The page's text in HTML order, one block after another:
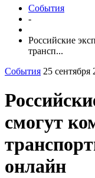
События
-
Российские
трансп...
События 25 сентября
смогут
онлайн